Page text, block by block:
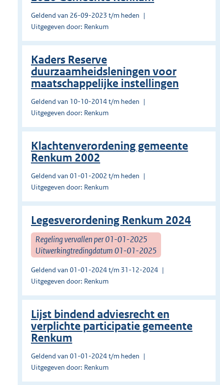
Geldend van 26-09-2023 t/m heden
Uitgegeven door: Renkum
Kaders Reserve
duurzaamheidsleningen voor
maatschappelijke instellingen
Geldend van 10-10-2014 t/m heden
Uitgegeven door: Renkum
Klachtenverordening gemeente
Renkum 2002
Geldend van 01-01-2002 t/m heden
Uitgegeven door: Renkum
Legesverordening Renkum 2024
Regeling vervallen per 01-01-2025
Uitwerkingtredingdatum 01-01-2025
Geldend van 01-01-2024 t/m 31-12-2024
Uitgegeven door: Renkum
Lijst bindend adviesrecht en
verplichte participatie gemeente
Renkum
Geldend van 01-01-2024 t/m heden
Uitgegeven door: Renkum